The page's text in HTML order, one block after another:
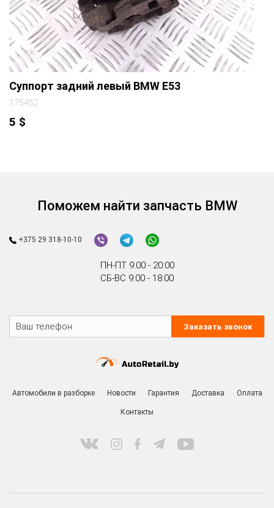
Суппорт задний левый BMW E53
175452
5 $
Поможем найти запчасть BMW
+375 29 318-10-10
ПН-ПТ 9:00 - 20:00
СБ-ВС 9:00 - 18:00
Заказать звонок
Автомобили в разборке Новости Гарантия Доставка Оплата
Контакты